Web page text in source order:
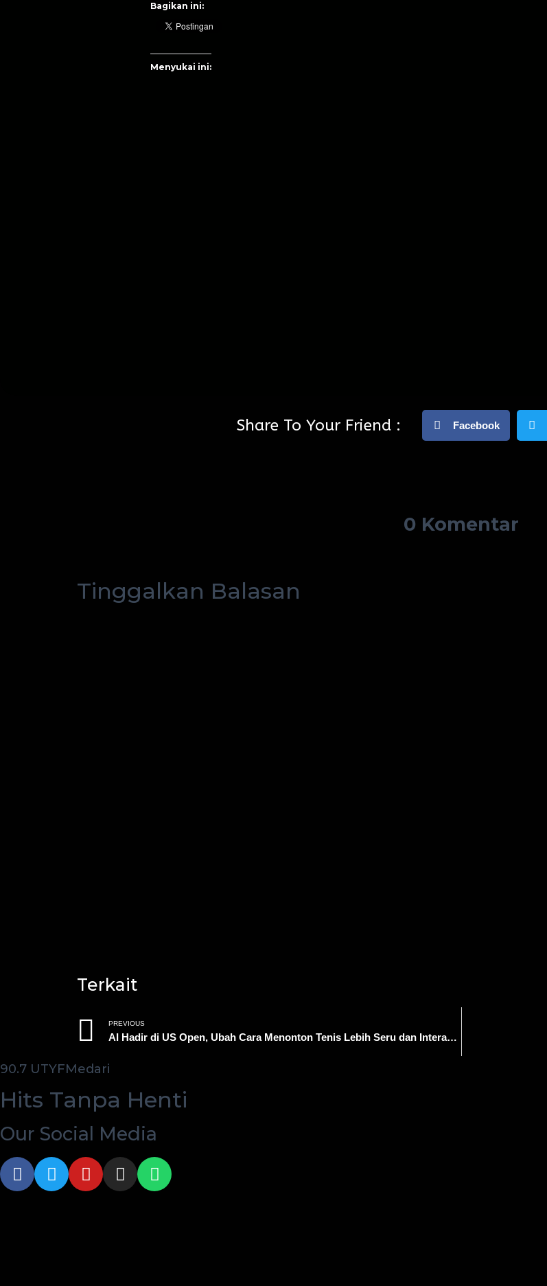
Bagikan ini:
Menyukai ini:
Share To Your Friend : Facebook
0 Komentar
Tinggalkan Balasan
Terkait
PREVIOUS
AI Hadir di US Open, Ubah Cara Menonton Tenis Lebih Seru dan Interaktif
90.7 UTYFMedari
Hits Tanpa Henti
Our Social Media